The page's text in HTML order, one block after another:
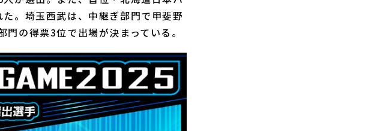
。埼玉西武は、中継ぎ部門で甲斐野
の得票3位で出場が決まっている。